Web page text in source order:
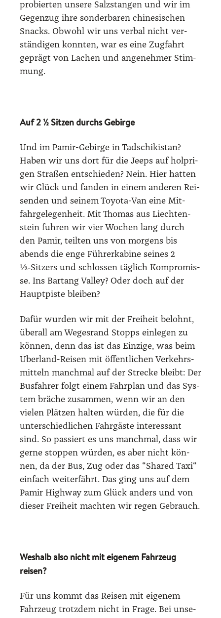
pro­bier­ten unse­re Salz­stan­gen und wir im
Gegen­zug ihre son­der­ba­ren chi­ne­si­schen
Snacks. Obwohl wir uns ver­bal nicht ver­
stän­di­gen konn­ten, war es eine Zug­fahrt
geprägt von Lachen und ange­neh­mer Stim­
mung.
Auf 2 ½ Sitzen durchs Gebirge
Und im Pamir-Gebir­ge in Tadschi­ki­stan?
Haben wir uns dort für die Jeeps auf holp­ri­
gen Stra­ßen ent­schie­den? Nein. Hier hat­ten
wir Glück und fan­den in einem ande­ren Rei­
sen­den und sei­nem Toyo­ta-Van eine Mit­
fahr­ge­le­gen­heit. Mit Tho­mas aus Liech­ten­
stein fuh­ren wir vier Wochen lang durch
den Pamir, teil­ten uns von mor­gens bis
abends die enge Füh­rer­ka­bi­ne sei­nes 2
½‑Sitzers und schlos­sen täg­lich Kom­pro­mis­
se. Ins Bartang Val­ley? Oder doch auf der
Haupt­pis­te blei­ben?
Dafür wur­den wir mit der Frei­heit belohnt,
über­all am Weges­rand Stopps ein­le­gen zu
kön­nen, denn das ist das Ein­zi­ge, was beim
Über­land-Rei­sen mit öffent­li­chen Ver­kehrs­
mit­teln manch­mal auf der Stre­cke bleibt: Der
Bus­fah­rer folgt einem Fahr­plan und das Sys­
tem brä­che zusam­men, wenn wir an den
vie­len Plät­zen hal­ten wür­den, die für die
unter­schied­li­chen Fahr­gäs­te inter­es­sant
sind. So pas­siert es uns manch­mal, dass wir
ger­ne stop­pen wür­den, es aber nicht kön­
nen, da der Bus, Zug oder das “Shared Taxi“
ein­fach wei­ter­fährt. Das ging uns auf dem
Pamir High­way zum Glück anders und von
die­ser Frei­heit mach­ten wir regen Gebrauch.
Weshalb also nicht mit eigenem Fahrzeug
reisen?
Für uns kommt das Rei­sen mit eige­nem
Fahr­zeug trotz­dem nicht in Fra­ge. Bei unse­